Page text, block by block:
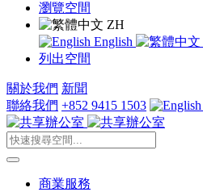
瀏覽空間
ZH
English
列出空間
關於我們 新聞
聯絡我們 +852 9415 1503
商業服務